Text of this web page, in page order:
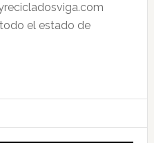
el estado de